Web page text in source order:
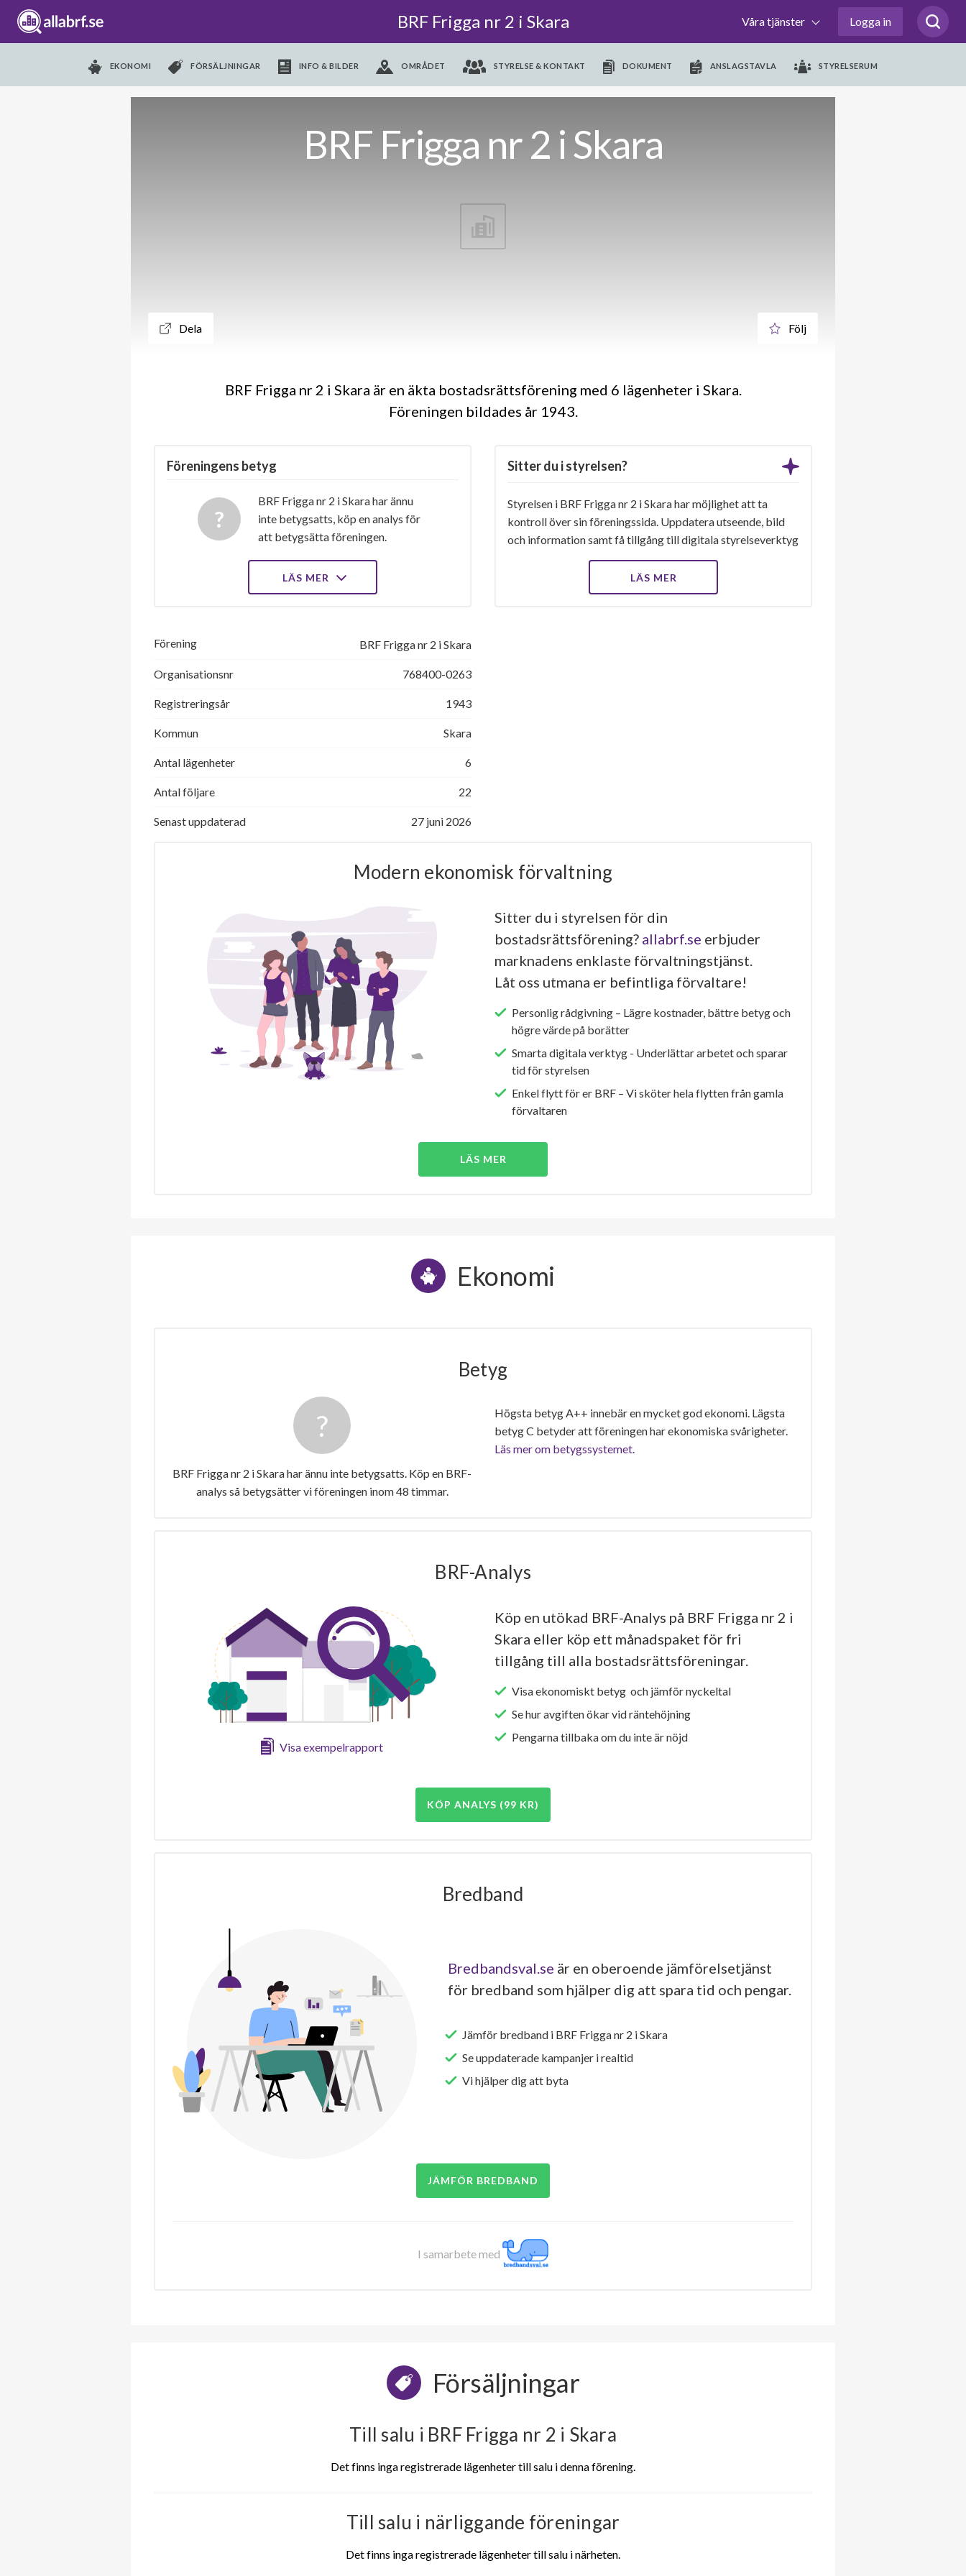
BRF Frigga nr 2 i Skara Våra tjänster Logga in
EKONOMI FÖRSÄLJNINGAR INFO & BILDER OMRÅDET STYRELSE & KONTAKT DOKUMENT ANSLAGSTAVLA STYRELSERUM
BRF Frigga nr 2 i Skara
Dela Följ
BRF Frigga nr 2 i Skara är en äkta bostadsrättsförening med 6 lägenheter i Skara.
Föreningen bildades år 1943
Föreningens betyg
BRF Frigga nr 2 i Skara har ännu
inte betygsatts, köp en analys för
att betygsätta föreningen.
LÄS MER
Sitter du i styrelsen?
Styrelsen i BRF Frigga nr 2 i Skara har möjlighet att ta
kontroll över sin föreningssida. Uppdatera utseende, bild
och information samt få tillgång till digitala styrelseverktyg
LÄS MER
Förening BRF Frigga nr 2 i Skara
Organisationsnr 768400-0263
Registreringsår 1943
Kommun Skara
Antal lägenheter 6
Antal följare 22
Senast uppdaterad 27 juni 2026
Modern ekonomisk förvaltning
Sitter du i styrelsen för din
bostadsrättsförening? allabrf.se erbjuder
marknadens enklaste förvaltningstjänst.
Låt oss utmana er befintliga förvaltare!
Personlig rådgivning – Lägre kostnader, bättre betyg och
högre värde på borätter
Smarta digitala verktyg - Underlättar arbetet och sparar
tid för styrelsen
Enkel flytt för er BRF – Vi sköter hela flytten från gamla
förvaltaren
LÄS MER
Ekonomi
Betyg
BRF Frigga nr 2 i Skara har ännu inte betygsatts. Köp en BRF-
analys så betygsätter vi föreningen inom 48 timmar.
Högsta betyg A++ innebär en mycket god ekonomi. Lägsta
betyg C betyder att föreningen har ekonomiska svårigheter.
Läs mer om betygssystemet.
BRF-Analys
Visa exempelrapport
Köp en utökad BRF-Analys på BRF Frigga nr 2 i
Skara eller köp ett månadspaket för fri
tillgång till alla bostadsrättsföreningar.
Visa ekonomiskt betyg och jämför nyckeltal
Se hur avgiften ökar vid räntehöjning
Pengarna tillbaka om du inte är nöjd
KÖP ANALYS (99 KR)
Bredband
Bredbandsval.se är en oberoende jämförelsetjänst
för bredband som hjälper dig att spara tid och pengar.
Jämför bredband i BRF Frigga nr 2 i Skara
Se uppdaterade kampanjer i realtid
Vi hjälper dig att byta
JÄMFÖR BREDBAND
I samarbete med
Försäljningar
Till salu i BRF Frigga nr 2 i Skara
Det finns inga registrerade lägenheter till salu i denna förening.
Till salu i närliggande föreningar
Det finns inga registrerade lägenheter till salu i närheten.